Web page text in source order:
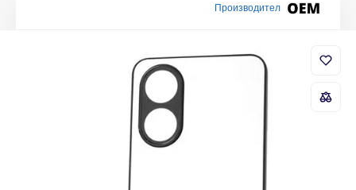
Производител